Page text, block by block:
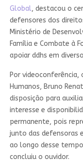
Global, destacou o
defensores dos
Ministério de
Família e Combate à
apoiar ddhs em
Por videoconferência,
Humanos, Bruno
disposição para
interesse e
permanente, pois
junto das defensoras
ao longo desse
concluiu o ouvidor.